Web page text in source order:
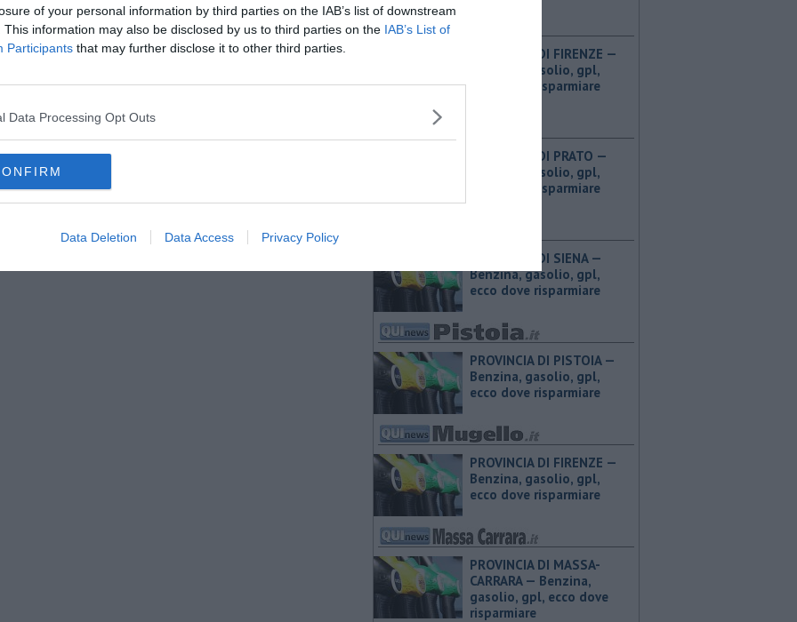
of your personal information by third parties on the IAB’s list of downstream
This information may also be disclosed by us to third parties on the IAB’s List of
Participants that may further disclose it to other third parties.
Data Processing Opt Outs
Data Deletion Data Access Privacy Policy
PROVINCIA DI FIRENZE — ​
Benzina, gasolio, gpl,
ecco dove risparmiare
PROVINCIA DI PRATO — ​
Benzina, gasolio, gpl,
ecco dove risparmiare
PROVINCIA DI SIENA — ​
Benzina, gasolio, gpl,
ecco dove risparmiare
PROVINCIA DI PISTOIA — ​
Benzina, gasolio, gpl,
ecco dove risparmiare
PROVINCIA DI FIRENZE — ​
Benzina, gasolio, gpl,
ecco dove risparmiare
PROVINCIA DI MASSA-
CARRARA — ​Benzina,
gasolio, gpl, ecco dove
risparmiare